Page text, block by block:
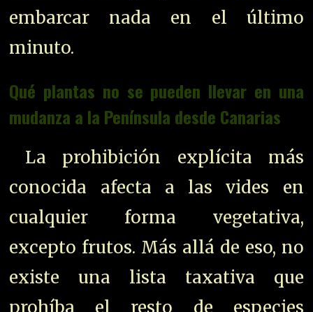
embarcar nada en el último
minuto.
Qué plantas no se pueden llevar en una
mudanza a la Península desde Canarias
La prohibición explícita más
conocida afecta a las vides en
cualquier forma vegetativa,
excepto frutos. Más allá de eso, no
existe una lista taxativa que
prohíba el resto de especies